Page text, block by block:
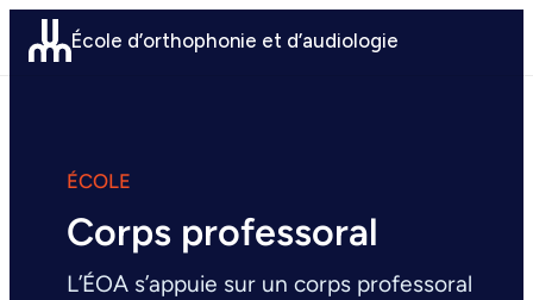
Aller
au
École d’orthophonie et d’audiologie
ÉCOLE
Corps professoral
L’ÉOA s’appuie sur un corps professoral